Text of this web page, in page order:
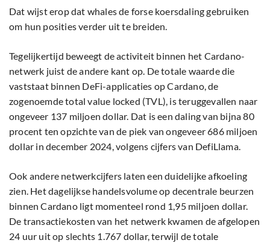
Dat wijst erop dat whales de forse koersdaling gebruiken
om hun posities verder uit te breiden.
Tegelijkertijd beweegt de activiteit binnen het Cardano-
netwerk juist de andere kant op. De totale waarde die
vaststaat binnen DeFi-applicaties op Cardano, de
zogenoemde total value locked (TVL), is teruggevallen naar
ongeveer 137 miljoen dollar. Dat is een daling van bijna 80
procent ten opzichte van de piek van ongeveer 686 miljoen
dollar in december 2024, volgens cijfers van DefiLlama.
Ook andere netwerkcijfers laten een duidelijke afkoeling
zien. Het dagelijkse handelsvolume op decentrale beurzen
binnen Cardano ligt momenteel rond 1,95 miljoen dollar.
De transactiekosten van het netwerk kwamen de afgelopen
24 uur uit op slechts 1.767 dollar, terwijl de totale